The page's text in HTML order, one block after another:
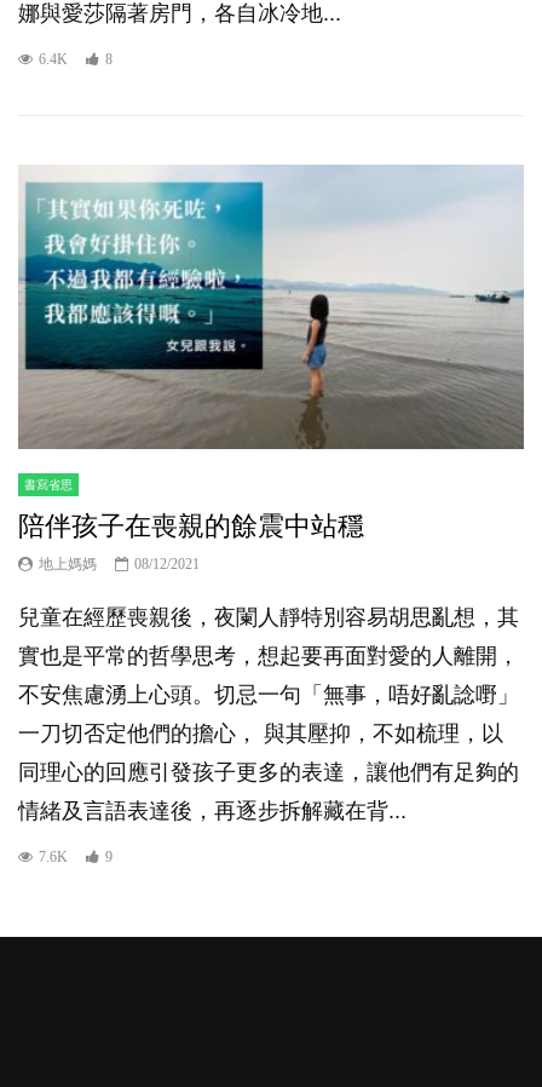
娜與愛莎隔著房門，各自冰冷地...
6.4K 8
書寫省思
陪伴孩子在喪親的餘震中站穩
地上媽媽 08/12/2021
兒童在經歷喪親後，夜闌人靜特別容易胡思亂想，其
實也是平常的哲學思考，想起要再面對愛的人離開，
不安焦慮湧上心頭。切忌一句「無事，唔好亂諗嘢」
一刀切否定他們的擔心， 與其壓抑，不如梳理，以
同理心的回應引發孩子更多的表達，讓他們有足夠的
情緒及言語表達後，再逐步拆解藏在背...
7.6K 9